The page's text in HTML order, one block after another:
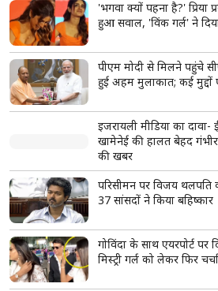
रोज़ सुबह पिएं सूखे आंवले और जीरे
होंगे ये 6 चमत्कारी बदलाव!
आंवला-जीरा पानी पाचन और इम्यूनिटी
आंवला में विटामिन C होता है
जीरे में आयरन और कैल्शियम है
read more
ताजा खबरें